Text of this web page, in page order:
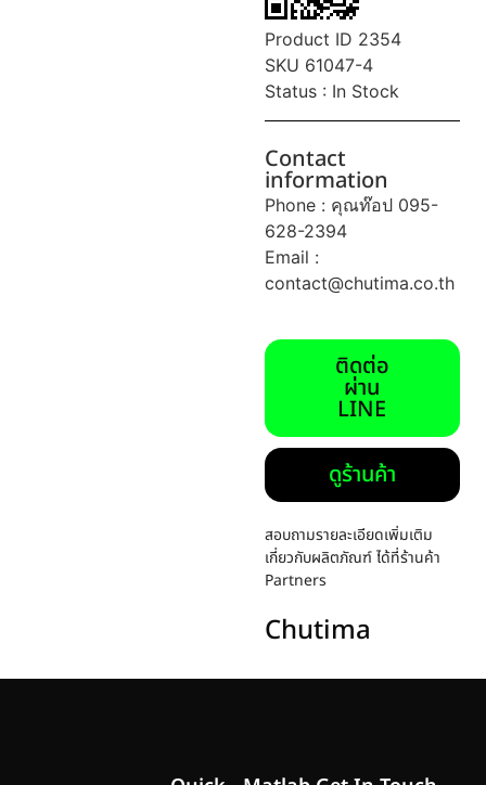
Product ID 2354
SKU 61047-4
Status : In Stock
Contact
information
Phone : คุณท๊อป 095-
628-2394
Email :
contact@chutima.co.th
ติดต่อ
ผ่าน
LINE
ดูร้านค้า
สอบถามรายละเอียดเพิ่มเติม
เกี่ยวกับผลิตภัณฑ์ ได้ที่ร้านค้า
Partners
Chutima